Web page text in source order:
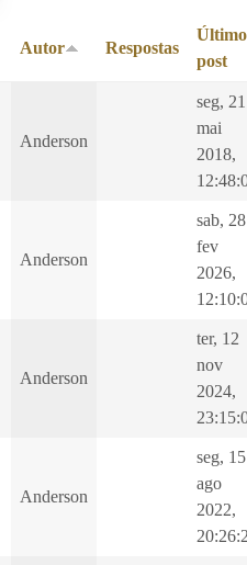
Autor Respostas
Último
post
Anderson
seg, 21
mai
2018,
Anderson
sab, 28
fev
2026,
Anderson
ter, 12
nov
2024,
Anderson
seg, 15
ago
2022,